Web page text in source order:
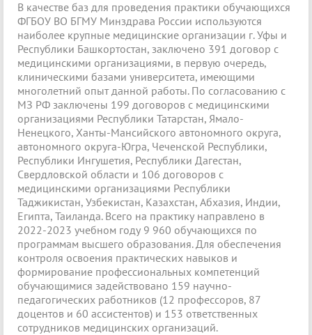
В качестве баз для проведения практики обучающихся
ФГБОУ ВО БГМУ Минздрава России используются
наиболее крупные медицинские организации г. Уфы и
Республики Башкортостан, заключено 391 договор с
медицинскими организациями, в первую очередь,
клиническими базами университета, имеющими
многолетний опыт данной работы. По согласованию с
МЗ РФ заключены 199 договоров с медицинскими
организациями Республики Татарстан, Ямало-
Ненецкого, Ханты-Мансийского автономного округа,
автономного округа-Югра, Чеченской Республики,
Республики Ингушетия, Республики Дагестан,
Свердловской области и 106 договоров с
медицинскими организациями Республики
Таджикистан, Узбекистан, Казахстан, Абхазия, Индии,
Египта, Таиланда. Всего на практику направлено в
2022-2023 учебном году 9 960 обучающихся по
программам высшего образования. Для обеспечения
контроля освоения практических навыков и
формирование профессиональных компетенций
обучающимися задействовано 159 научно-
педагогических работников (12 профессоров, 87
доцентов и 60 ассистентов) и 153 ответственных
сотрудников медицинских организаций.